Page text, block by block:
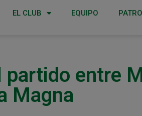
EL CLUB EQUIPO
partido entre
Magna